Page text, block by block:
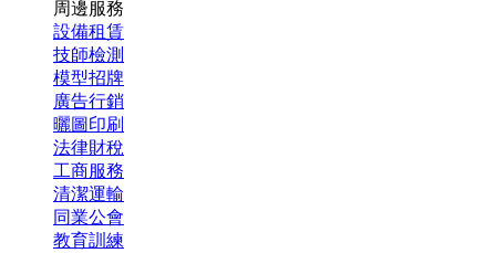
周邊服務
設備租賃
技師檢測
模型招牌
廣告行銷
曬圖印刷
法律財稅
工商服務
清潔運輸
同業公會
教育訓練